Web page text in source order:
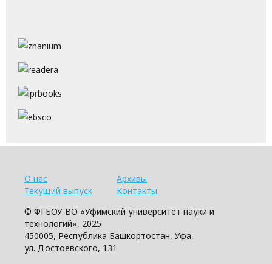
О нас
Текущий выпуск
Архивы
Контакты
© ФГБОУ ВО «Уфимский университет науки и
технологий», 2025
450005, Республика Башкортостан, Уфа,
ул. Достоевского, 131